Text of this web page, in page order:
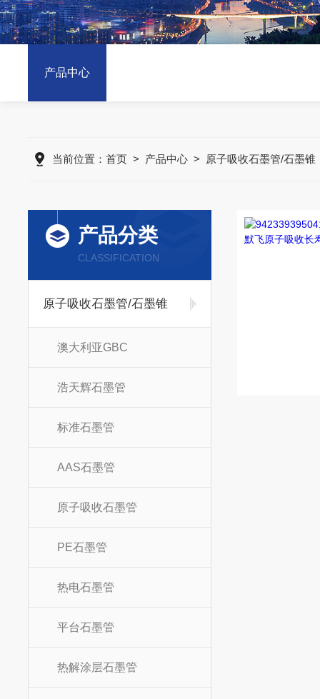
产品中心
当前位置： 首页 > 产品中心 > 原子吸收石墨管/石墨锥
产品分类
CLASSIFICATION
原子吸收石墨管/石墨锥
澳大利亚GBC
浩天辉石墨管
标准石墨管
AAS石墨管
原子吸收石墨管
PE石墨管
热电石墨管
平台石墨管
热解涂层石墨管